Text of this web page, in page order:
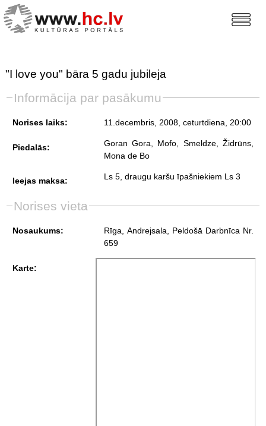
"I love you" bāra 5 gadu jubileja
Informācija par pasākumu
Norises laiks: 11.decembris, 2008, ceturtdiena , 20:00
Piedalās:
Goran Gora, Mofo, Smeldze, Židrūns,
Mona de Bo
Ieejas maksa: Ls 5, draugu karšu īpašniekiem Ls 3
Norises vieta
Nosaukums:
Rīga, Andrejsala, Peldošā Darbnīca Nr.
659
Karte: